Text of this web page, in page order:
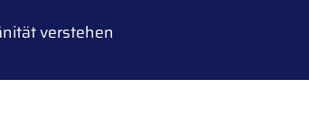
verstehen